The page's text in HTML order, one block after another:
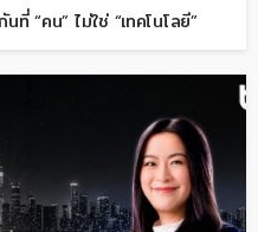
“คน” ไม่ใช่ “เทคโนโลยี”